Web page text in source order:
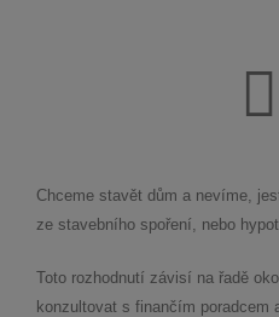
Chceme stavět dům a nevíme,
ze stavebního spoření, nebo
Toto rozhodnutí závisí na řadě
konzultovat s finančím poradcem